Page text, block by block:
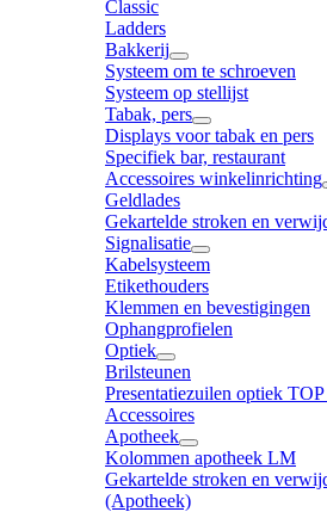
Classic
Ladders
Bakkerij
Systeem om te schroeven
Systeem op stellijst
Tabak, pers
Displays voor tabak en pers
Specifiek bar, restaurant
Accessoires winkelinrichting
Geldlades
Gekartelde stroken en
Signalisatie
Kabelsysteem
Etikethouders
Klemmen en bevestigingen
Ophangprofielen
Optiek
Brilsteunen
Presentatiezuilen optiek
Accessoires
Apotheek
Kolommen apotheek LM
Gekartelde stroken en
(Apotheek)